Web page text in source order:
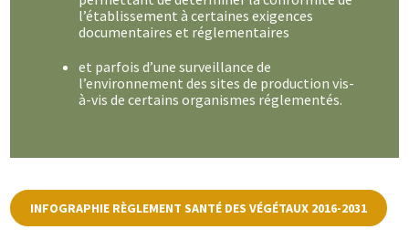
l’établissement à certaines exigences
documentaires et réglementaires
et parfois d’une surveillance de
l’environnement des sites de production vis-
à-vis de certains organismes réglementés.
INFOGRAPHIE RÈGLEMENT SANTÉ DES VÉGÉTAUX 2016-2031